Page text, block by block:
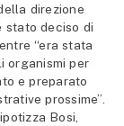
direzione
stato deciso di
“era stata
organismi per
e preparato
prossime”.
Bosi,